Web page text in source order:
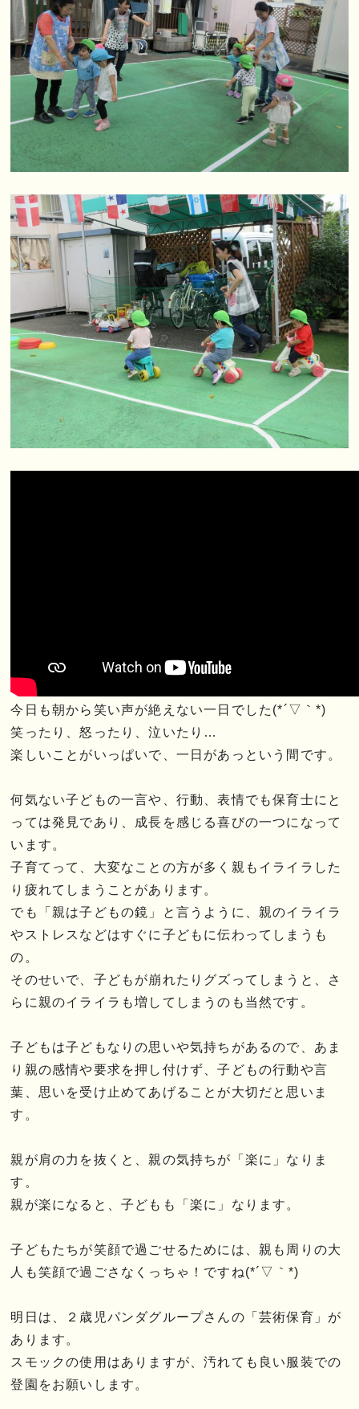
今日も朝から笑い声が絶えない一日でした(*´▽｀*)
笑ったり、怒ったり、泣いたり…
楽しいことがいっぱいで、一日があっという間です。
何気ない子どもの一言や、行動、表情でも保育士にと
っては発見であり、成長を感じる喜びの一つになって
います。
子育てって、大変なことの方が多く親もイライラした
り疲れてしまうことがあります。
でも「親は子どもの鏡」と言うように、親のイライラ
やストレスなどはすぐに子どもに伝わってしまうも
の。
そのせいで、子どもが崩れたりグズってしまうと、さ
らに親のイライラも増してしまうのも当然です。
子どもは子どもなりの思いや気持ちがあるので、あま
り親の感情や要求を押し付けず、子どもの行動や言
葉、思いを受け止めてあげることが大切だと思いま
す。
親が肩の力を抜くと、親の気持ちが「楽に」なりま
す。
親が楽になると、子どもも「楽に」なります。
子どもたちが笑顔で過ごせるためには、親も周りの大
人も笑顔で過ごさなくっちゃ！ですね(*´▽｀*)
明日は、２歳児パンダグループさんの「芸術保育」が
あります。
スモックの使用はありますが、汚れても良い服装での
登園をお願いします。